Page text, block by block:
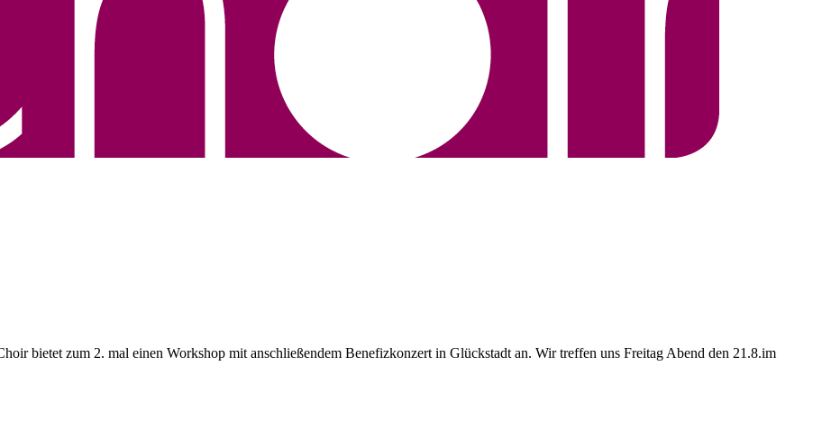
bietet zum 2. mal einen Workshop mit anschließendem Benefizkonzert in Glückstadt an. Wir treffen uns Freitag Abend den 21.8.im